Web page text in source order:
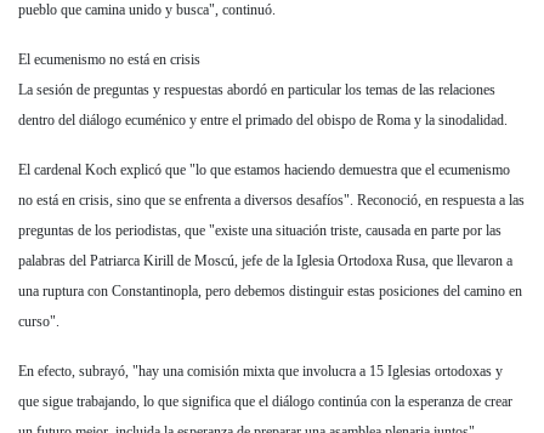
pueblo que camina unido y busca", continuó.
El ecumenismo no está en crisis
La sesión de preguntas y respuestas abordó en particular los temas de las relaciones
dentro del diálogo ecuménico y entre el primado del obispo de Roma y la sinodalidad.
El cardenal Koch explicó que "lo que estamos haciendo demuestra que el ecumenismo
no está en crisis, sino que se enfrenta a diversos desafíos". Reconoció, en respuesta a las
preguntas de los periodistas, que "existe una situación triste, causada en parte por las
palabras del Patriarca Kirill de Moscú, jefe de la Iglesia Ortodoxa Rusa, que llevaron a
una ruptura con Constantinopla, pero debemos distinguir estas posiciones del camino en
curso".
En efecto, subrayó, "hay una comisión mixta que involucra a 15 Iglesias ortodoxas y
que sigue trabajando, lo que significa que el diálogo continúa con la esperanza de crear